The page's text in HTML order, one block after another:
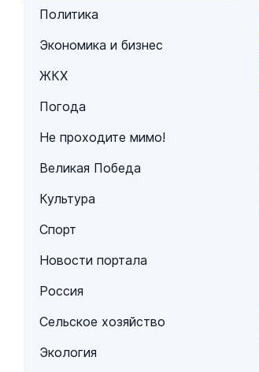
Политика
Экономика и бизнес
ЖКХ
Погода
Не проходите мимо!
Великая Победа
Культура
Спорт
Новости портала
Россия
Сельское хозяйство
Экология